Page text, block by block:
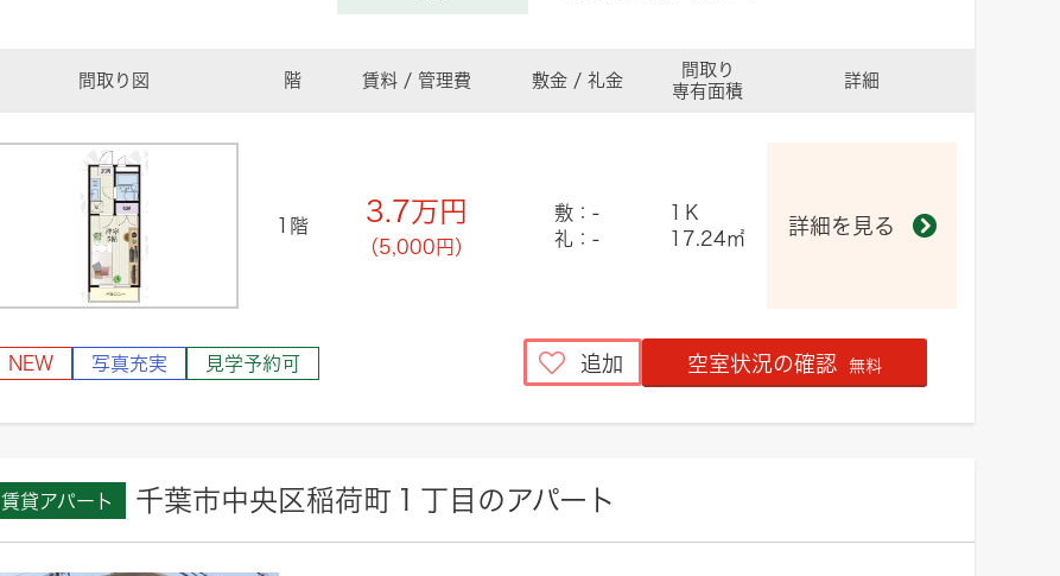
間取り図 階 賃料 / 管理費 敷金 / 礼金
間取り
専有面積
詳細
1階 3.7万円
（5,000円）
敷：-
礼：-
1Ｋ
17.24㎡
詳細を見る
NEW 写真充実 見学予約可 追加 空室状況の確認 無料
賃貸アパート 千葉市中央区稲荷町１丁目のアパート